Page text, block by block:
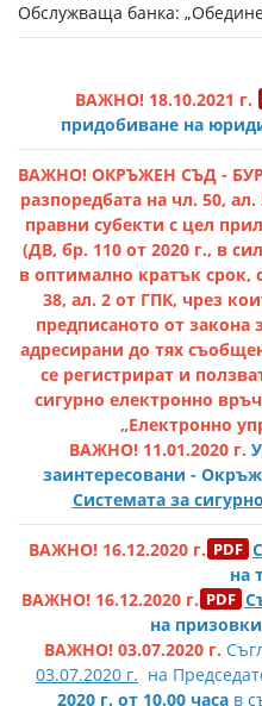
Обслужваща банка:
ВАЖНО! 18.10.2021 г.
придобиване на
ВАЖНО! ОКРЪЖЕН СЪД -
разпоредбата на чл. 50,
правни субекти с цел
(ДВ, бр. 110 от 2020 г., в
в оптимално кратък срок,
38, ал. 2 от ГПК, чрез
предписаното от
адресирани до тях
се регистрират и
сигурно електронно
„Електронно
ВАЖНО! 11.01.2020 г.
заинтересовани -
Системата за
ВАЖНО! 16.12.2020 г.
на
ВАЖНО! 16.12.2020 г.
на
ВАЖНО! 03.07.2020 г.
03.07.2020 г. на
2020 г. от 10.00 часа в